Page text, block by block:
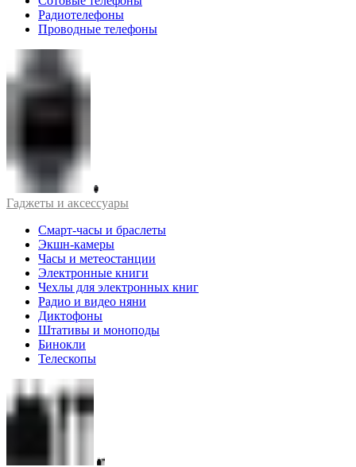
Радиотелефоны
Проводные телефоны
Гаджеты и аксессуары
Смарт-часы и браслеты
Экшн-камеры
Часы и метеостанции
Электронные книги
Чехлы для электронных книг
Радио и видео няни
Диктофоны
Штативы и моноподы
Бинокли
Телескопы